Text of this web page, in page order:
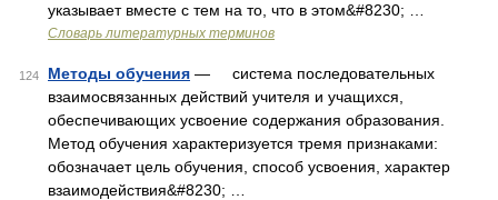
указывает вместе с тем на то, что в этом&#8230; …
Словарь литературных терминов
124 Методы обучения — система последовательных
взаимосвязанных действий учителя и учащихся,
обеспечивающих усвоение содержания образования.
Метод обучения характеризуется тремя признаками:
обозначает цель обучения, способ усвоения, характер
взаимодействия&#8230; …